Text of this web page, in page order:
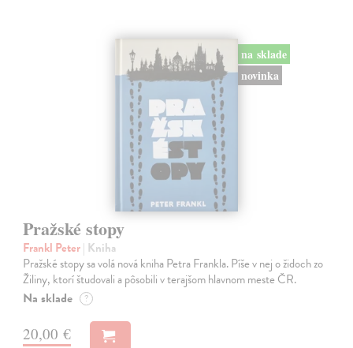
na sklade
novinka
Pražské stopy
Frankl Peter| Kniha
Pražské stopy sa volá nová kniha Petra Frankla. Píše v nej o židoch zo
Žiliny, ktorí študovali a pôsobili v terajšom hlavnom meste ČR.
Na sklade ?
20,00 €